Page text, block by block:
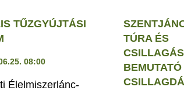
TŰZGYÚJTÁSI
08:00
Élelmiszerlánc-
TÚRA ÉS